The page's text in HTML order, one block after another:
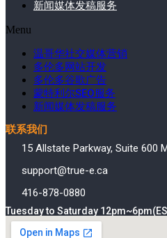
新闻媒体发稿服务
Menu
温哥华社交媒体营销
多伦多网站开发
多伦多谷歌广告
蒙特利尔SEO服务
新闻媒体发稿服务
联系我们
15 Allstate Parkway, Suite 600
support@true-e.ca
416-878-0880
Tuesday to Saturday